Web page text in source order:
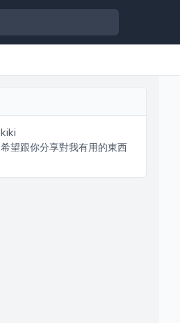
kiki
希望跟你分享對我有用的東西